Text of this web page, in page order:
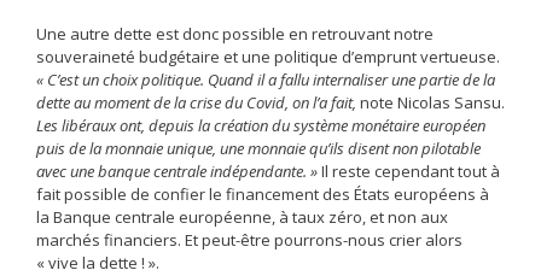
Une autre dette est donc possible en retrouvant notre
souveraineté budgétaire et une politique d’emprunt vertueuse.
« C’est un choix politique. Quand il a fallu internaliser une partie de la
dette au moment de la crise du Covid, on l’a fait, note Nicolas Sansu.
Les libéraux ont, depuis la création du système monétaire européen
puis de la monnaie unique, une monnaie qu’ils disent non pilotable
avec une banque centrale indépendante. »Il reste cependant tout à
fait possible de confier le financement des États européens à
la Banque centrale européenne, à taux zéro, et non aux
marchés financiers. Et peut-être pourrons-nous crier alors
« vive la dette ! ».